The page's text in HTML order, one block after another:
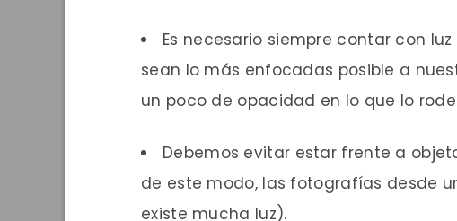
Es necesario siempre contar con
sean lo más enfocadas posible a
un poco de opacidad en lo que lo
Debemos evitar estar frente a
de este modo, las fotografías desde
existe mucha luz).